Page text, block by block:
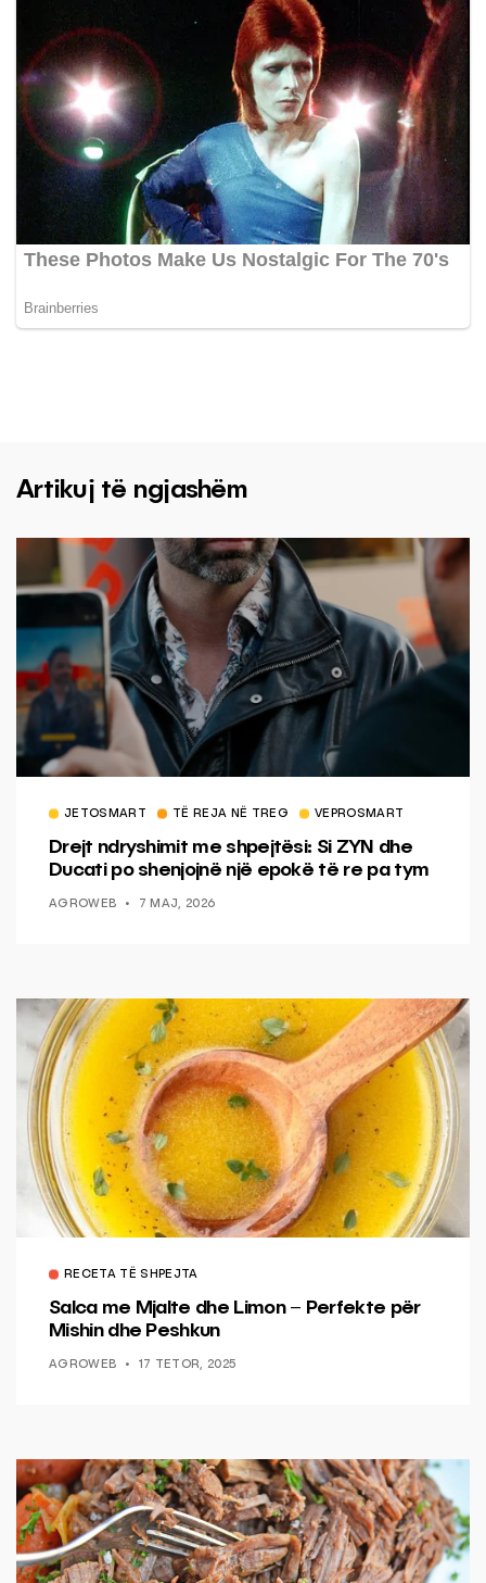
Artikuj të ngjashëm
JETOSMART TË REJA NË TREG VEPROSMART
Drejt ndryshimit me shpejtësi: Si ZYN dhe
Ducati po shenjojnë një epokë të re pa tym
AGROWEB 7 MAJ, 2026
RECETA TË SHPEJTA
Salca me Mjalte dhe Limon – Perfekte për
Mishin dhe Peshkun
AGROWEB 17 TETOR, 2025